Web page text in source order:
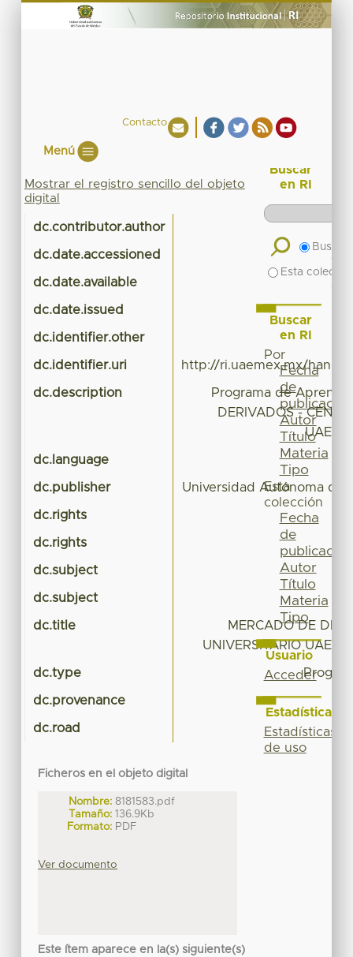
Contacto
Menú
Mostrar el registro sencillo del objeto
digital
dc.contributor.author
dc.date.accessioned
dc.date.available
dc.date.issued
dc.identifier.other
dc.identifier.uri http://ri.uaemex.mx/
dc.description
Programa de
DERIVADOS -
UAEM
dc.language
dc.publisher Universidad Autónoma del
dc.rights
dc.rights
dc.subject
dc.subject
dc.title
MERCADO DE
UNIVERSITARIO UAEM
dc.type
dc.provenance
dc.road
Ficheros en el objeto digital
Nombre: 8181583.pdf
Tamaño: 136.9Kb
Formato: PDF
Ver documento
Este ítem aparece en la(s) siguiente(s)
Buscar
en RI
Buscar
Esta
Buscar
en RI
Por
Fecha
de
publicación
Autor
Título
Materia
Tipo
Esta
colección
Fecha
de
publicación
Autor
Título
Materia
Tipo
Usuario
Acceder
Estadísticas
Estadísticas
de uso